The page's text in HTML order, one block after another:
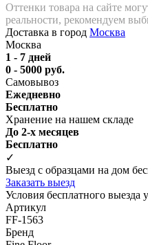
Оттенки товара на сайте
реальности, рекомендуем
Доставка в город Москва
Москва
1 - 7 дней
0 - 5000 руб.
Самовывоз
Ежедневно
Бесплатно
Хранение на нашем складе
До 2-х месяцев
Бесплатно
✓
Выезд с образцами на дом
Заказать выезд
Условия бесплатного выезда
Артикул
FF-1563
Бренд